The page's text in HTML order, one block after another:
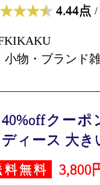
4.44点 /
小物・ブランド
40%offクー
ディース 大き
料無料 3,800